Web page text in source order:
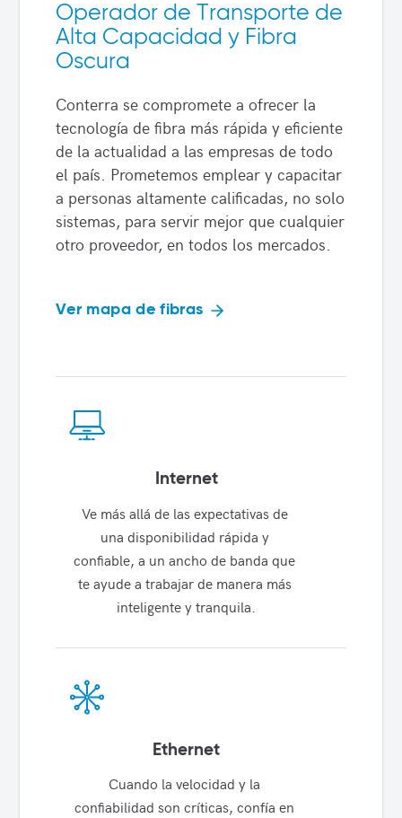
Operador de Transporte de
Alta Capacidad y Fibra
Oscura
Conterra se compromete a ofrecer la
tecnología de fibra más rápida y eficiente
de la actualidad a las empresas de todo
el país. Prometemos emplear y capacitar
a personas altamente calificadas, no solo
sistemas, para servir mejor que cualquier
otro proveedor, en todos los mercados.
Ver mapa de fibras
Internet
Ve más allá de las expectativas de
una disponibilidad rápida y
confiable, a un ancho de banda que
te ayude a trabajar de manera más
inteligente y tranquila.
Ethernet
Cuando la velocidad y la
confiabilidad son críticas, confía en